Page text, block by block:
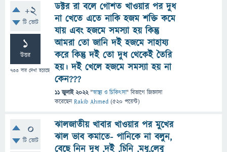
+2
টি ভোট
1
উত্তর
733 বার দেখা হয়েছে
ডক্টর রা বলে গোশত খাওয়ার পর দুধ
না খেতে এতে নাকি হজম শক্তি কমে
যায় এবং হজমে সমস্যা হয় কিন্তু
আমরা তো জানি দই হজমে সাহায্য
করে কিন্তু দই তো দুধ থেকেই তৈরি
হয়। দই খেলে হজমে সমস্যা হয় না
কেন???
11 জুলাই 2022 "স্বাস্থ্য ও চিকিৎসা" বিভাগে জিজ্ঞাসা
করেছেনRakib Ahmed (520 পয়েন্ট)
0
টি ভোট
ঝালজাতীয় খাবার খাওয়ার পর মুখের
ঝাল ভাব কমাতে- পানিকে না বলুন,
বেছে নিন দুধ ,দই ,চিনি ,মধু,লেবু